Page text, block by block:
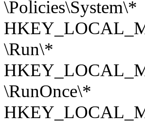
­\Policies\System\*
­\Run\*
­\RunOnce\*